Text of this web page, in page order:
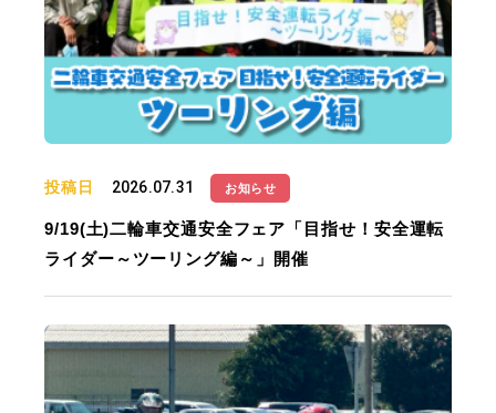
投稿日 2026.07.31 お知らせ
9/19(土)二輪車交通安全フェア「目指せ！安全運転
ライダー～ツーリング編～」開催